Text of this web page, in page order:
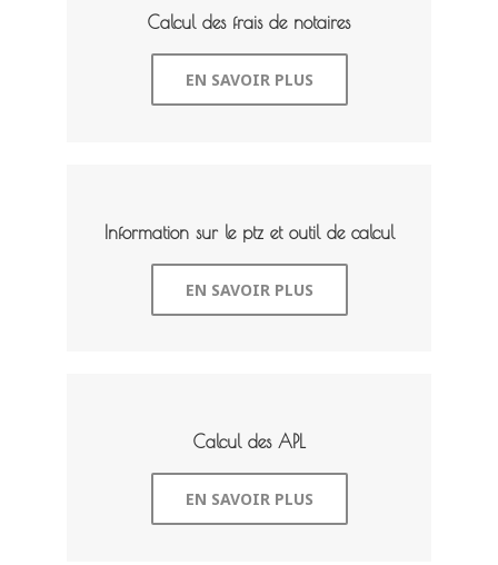
Calcul des frais de notaires
EN SAVOIR PLUS
Information sur le ptz et outil de calcul
EN SAVOIR PLUS
Calcul des APL
EN SAVOIR PLUS